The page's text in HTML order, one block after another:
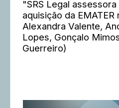
"SRS Legal
aquisição da
Alexandra Valente,
Lopes, Gonçalo
Guerreiro)